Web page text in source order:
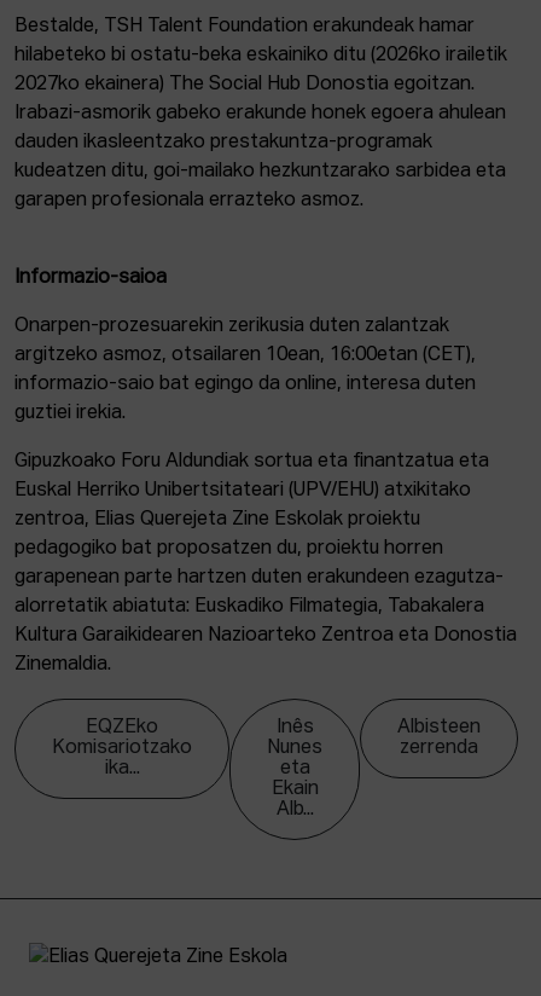
Bestalde, TSH Talent Foundation erakundeak hamar
hilabeteko bi ostatu-beka eskainiko ditu (2026ko irailetik
2027ko ekainera) The Social Hub Donostia egoitzan.
Irabazi-asmorik gabeko erakunde honek egoera ahulean
dauden ikasleentzako prestakuntza-programak
kudeatzen ditu, goi-mailako hezkuntzarako sarbidea eta
garapen profesionala errazteko asmoz.
Informazio-saioa
Onarpen-prozesuarekin zerikusia duten zalantzak
argitzeko asmoz, otsailaren 10ean, 16:00etan (CET),
informazio-saio bat egingo da online, interesa duten
guztiei irekia.
Gipuzkoako Foru Aldundiak sortua eta finantzatua eta
Euskal Herriko Unibertsitateari (UPV/EHU) atxikitako
zentroa, Elias Querejeta Zine Eskolak proiektu
pedagogiko bat proposatzen du, proiektu horren
garapenean parte hartzen duten erakundeen ezagutza-
alorretatik abiatuta: Euskadiko Filmategia, Tabakalera
Kultura Garaikidearen Nazioarteko Zentroa eta Donostia
Zinemaldia.
EQZEko
Komisariotzako
ika...
Inês
Nunes
eta
Ekain
Alb...
Albisteen
zerrenda